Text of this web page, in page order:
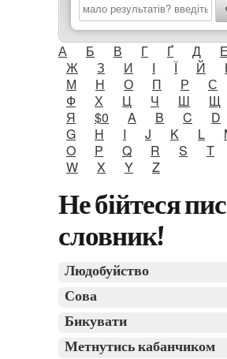
А Б В Г Ґ Д Е
Ж
З И І Ї Й
М
Н О П Р С
Ф
Х Ц Ч Ш Щ
Я
$0 A B C D
G
H I J K L
O
P Q R S T
W
X Y Z
Не бійтеся
словник!
Людобуйство
Сова
Бикувати
Метнутись кабанчиком